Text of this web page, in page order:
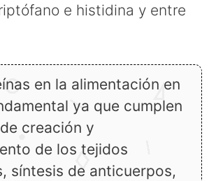
e histidina y entre
en la alimentación en
ya que cumplen
creación y
de los tejidos
síntesis de anticuerpos,